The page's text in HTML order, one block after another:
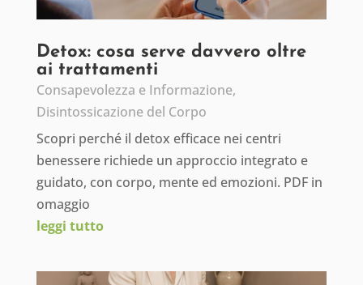
Detox: cosa serve davvero oltre
ai trattamenti
Consapevolezza e Informazione,
Disintossicazione del Corpo
Scopri perché il detox efficace nei centri
benessere richiede un approccio integrato e
guidato, con corpo, mente ed emozioni. PDF in
omaggio
leggi tutto